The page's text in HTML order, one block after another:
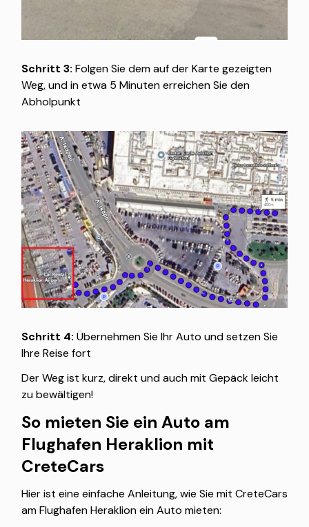
Schritt 3: Folgen Sie dem auf der Karte gezeigten
Weg, und in etwa 5 Minuten erreichen Sie den
Abholpunkt
Schritt 4: Übernehmen Sie Ihr Auto und setzen Sie
Ihre Reise fort
Der Weg ist kurz, direkt und auch mit Gepäck leicht
zu bewältigen!
So mieten Sie ein Auto am
Flughafen Heraklion mit
CreteCars
Hier ist eine einfache Anleitung, wie Sie mit CreteCars
am Flughafen Heraklion ein Auto mieten: